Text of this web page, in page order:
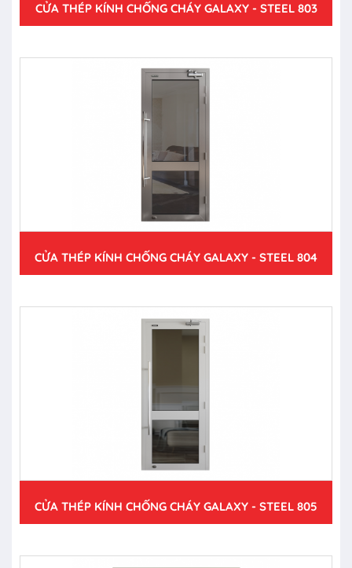
CỬA THÉP KÍNH CHỐNG CHÁY GALAXY - STEEL 803
CỬA THÉP KÍNH CHỐNG CHÁY GALAXY - STEEL 804
CỬA THÉP KÍNH CHỐNG CHÁY GALAXY - STEEL 805